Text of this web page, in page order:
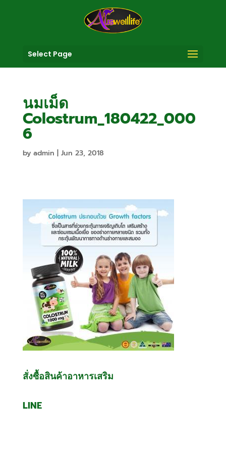
Select Page
นมเม็ด
Colostrum_180422_000
6
by admin Jun 23, 2018
สั่งซื้อสินค้าอาหารเสริม
LINE